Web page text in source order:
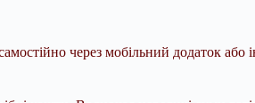
через мобільний додаток або